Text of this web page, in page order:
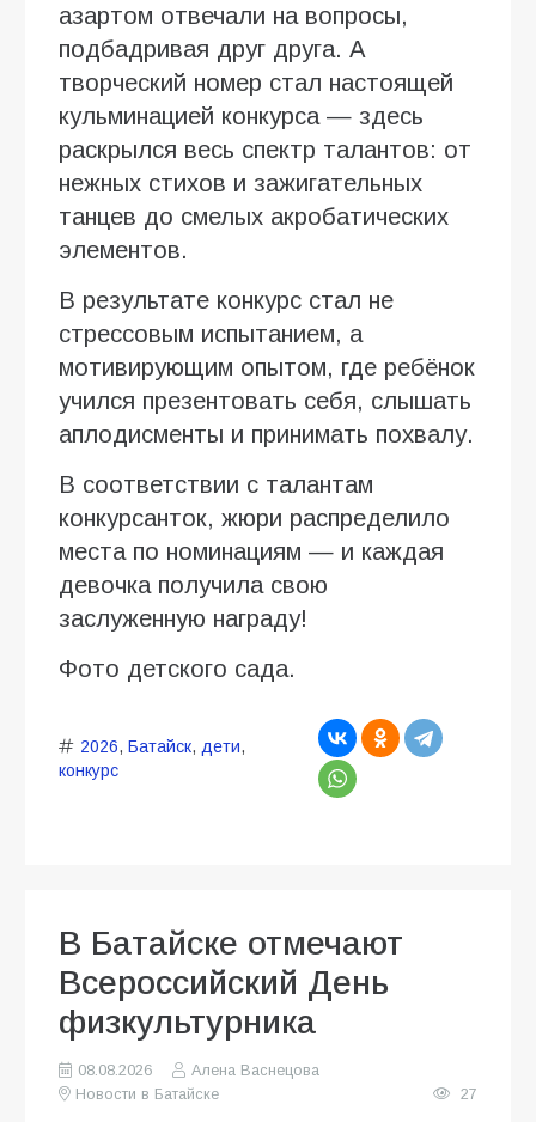
азартом отвечали на вопросы,
подбадривая друг друга. А
творческий номер стал настоящей
кульминацией конкурса — здесь
раскрылся весь спектр талантов: от
нежных стихов и зажигательных
танцев до смелых акробатических
элементов.
В результате конкурс стал не
стрессовым испытанием, а
мотивирующим опытом, где ребёнок
учился презентовать себя, слышать
аплодисменты и принимать похвалу.
В соответствии с талантам
конкурсанток, жюри распределило
места по номинациям — и каждая
девочка получила свою
заслуженную награду!
Фото детского сада.
2026, Батайск, дети,
конкурс
В Батайске отмечают
Всероссийский День
физкультурника
08.08.2026
Алена Васнецова
Новости в Батайске
27